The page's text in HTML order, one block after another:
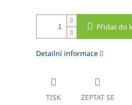
Přidat do
Detailní informace
TISK ZEPTAT SE